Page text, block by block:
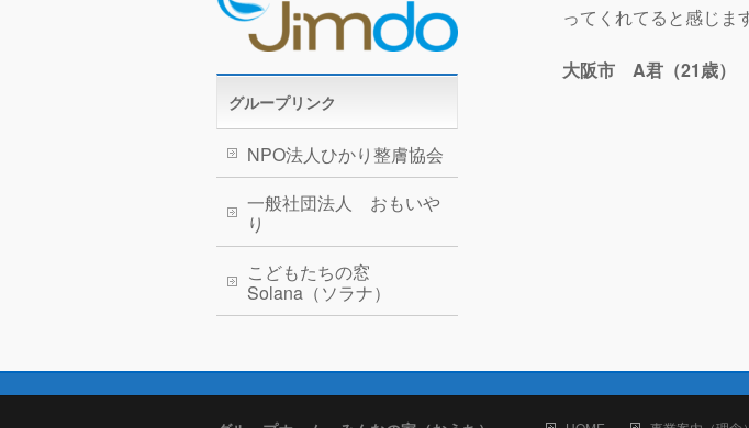
ってくれてると感じま
大阪市 A君（21歳）
グループリンク
NPO法人ひかり整膚協会
一般社団法人 おもいや
り
こどもたちの窓
Solana（ソラナ）